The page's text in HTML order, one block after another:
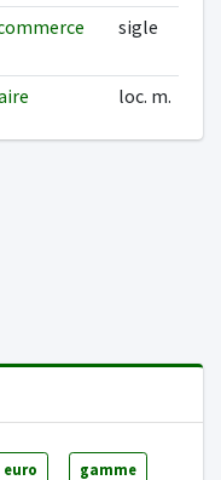
sigle
loc. m.
euro gamme